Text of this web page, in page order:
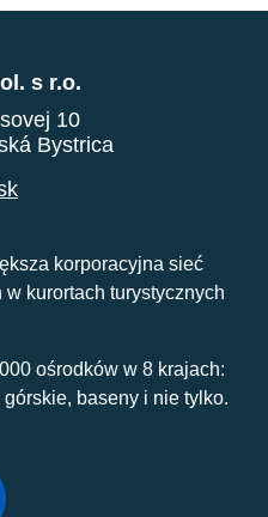
s r.o.
10
Bystrica
korporacyjna sieć
kurortach turystycznych
ośrodków w 8 krajach:
baseny i nie tylko.